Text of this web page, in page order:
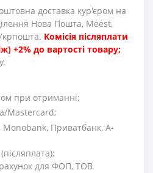
доставка кур'єром на
Нова Пошта, Meest,
Комісія післяплати
+2% до вартості товару;
при отриманні;
Mastercard;
Приватбанк, А-
для ФОП, ТОВ.